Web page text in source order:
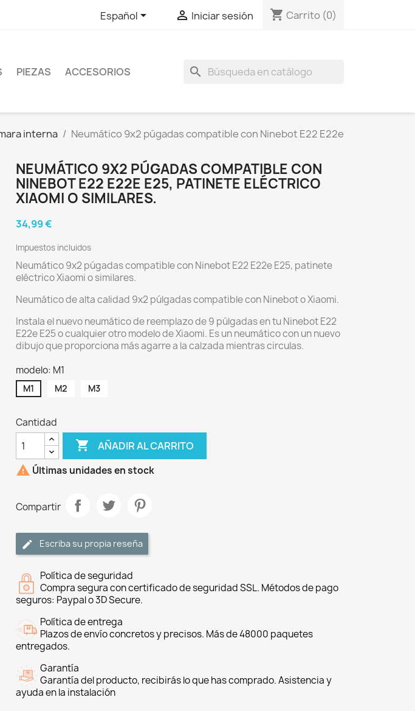
Español  Iniciar sesión shopping_cart Carrito (0)
PIEZAS ACCESORIOS search
interna
Neumático 9x2 púgadas compatible con Ninebot E22 E22e
NEUMÁTICO 9X2 PÚGADAS COMPATIBLE CON
NINEBOT E22 E22E E25, PATINETE ELÉCTRICO
XIAOMI O SIMILARES.
34,99 €
Impuestos incluidos
Neumático 9x2 púgadas compatible con Ninebot E22 E22e E25, patinete
eléctrico Xiaomi o similares.
Neumático de alta calidad 9x2 púlgadas compatible con Ninebot o Xiaomi.
Instala el nuevo neumático de reemplazo de 9 púlgadas en tu Ninebot E22
E22e E25 o cualquier otro modelo de Xiaomi. Es un neumático con un nuevo
dibujo que proporciona más agarre a la calzada mientras circulas.
modelo: M1
M1 M2 M3
Cantidad
 AÑADIR AL CARRITO
 Últimas unidades en stock
Compartir
Escriba su propia reseña
Política de seguridad
Compra segura con certificado de seguridad SSL. Métodos de pago
seguros: Paypal o 3D Secure.
Política de entrega
Plazos de envío concretos y precisos. Más de 48000 paquetes
entregados.
Garantía
Garantía del producto, recibirás lo que has comprado. Asistencia y
ayuda en la instalación